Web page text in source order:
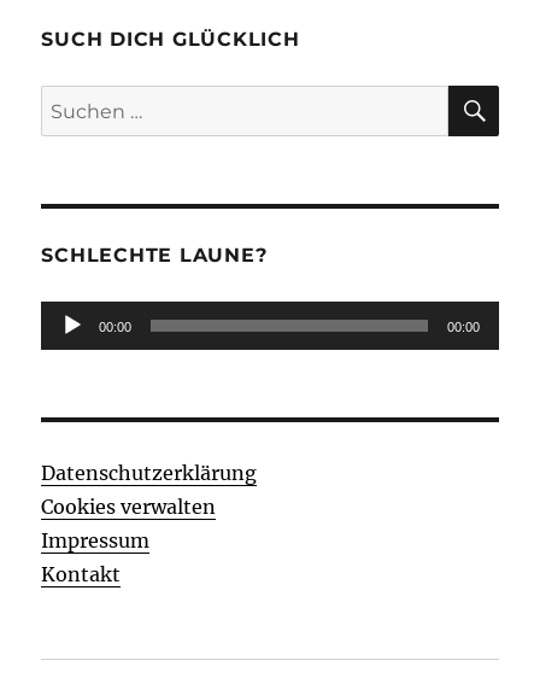
SUCH DICH GLÜCKLICH
Suchen
nach:
SCHLECHTE LAUNE?
Audio-
Player
00:00 00:00
Datenschutzerklärung
Cookies verwalten
Impressum
Kontakt